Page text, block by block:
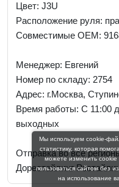
Цвет: J3U
Расположение руля:
Совместимые OEM:
Менеджер: Евгений
Номер по складу: 2754
Адрес: г.Москва,
Время работы: С 11:00
выходных
Отправка во все
Дорестайлинг
Мы используем cookie-
статистику, которая
можете изменить cookie
пользоваться сайтом без
на использование